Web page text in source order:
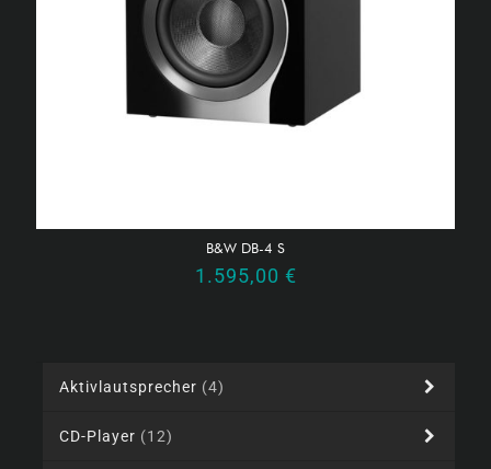
B&W DB-4 S
1.595,00 €
Aktivlautsprecher (4)
CD-Player (12)